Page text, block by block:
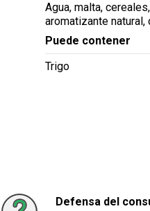
Agua, malta,
aromatizante natural,
Puede contener
Trigo
Defensa del